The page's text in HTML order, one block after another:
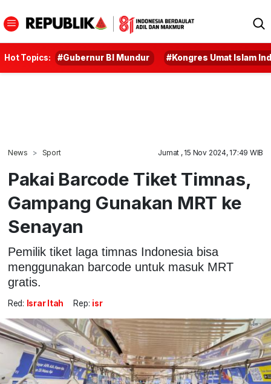
Hot Topics: #Gubernur BI Mundur #Kongres Umat Islam
News Sport Jumat , 15 Nov 2024, 17:49 WIB
Pakai Barcode Tiket Timnas,
Gampang Gunakan MRT ke
Senayan
Pemilik tiket laga timnas Indonesia bisa
menggunakan barcode untuk masuk MRT
gratis.
Red: Israr Itah Rep: isr